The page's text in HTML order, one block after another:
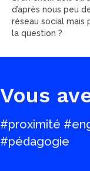
d’après nous peu
réseau social mais
la question ?
Vous
#proximité
#pédagogie